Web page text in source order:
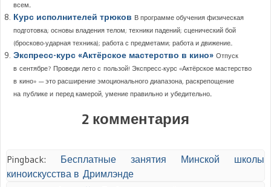
всем...
Курс исполнителей трюков В программе обучения физическая
подготовка; основы владения телом; техники падений; сценический бой
(бросково-ударная техника); работа с предметами; работа и движение...
Экспресс-курс «Актёрское мастерство в кино» Отпуск
в сентябре? Проведи лето с пользой! Экспресс-курс «Актёрское мастерство
в кино» — это расширение эмоционального диапазона, раскрепощение
на публике и перед камерой, умение правильно и убедительно...
2 комментария
Pingback: Бесплатные занятия Минской школы
киноискусства в Дримлэнде